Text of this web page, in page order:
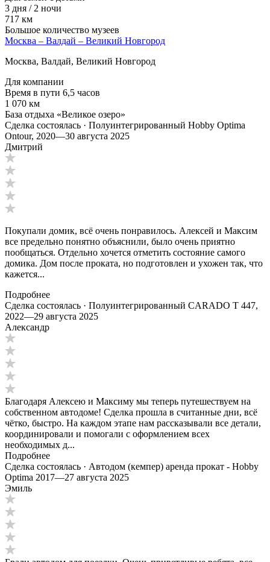
3 дня / 2 ночи
717 км
Большое количество музеев
Москва – Валдай – Великий Новгород
Москва, Валдай, Великий Новгород
Для компании
Время в пути 6,5 часов
1 070 км
База отдыха «Великое озеро»
Сделка состоялась · Полуинтегрированный Hobby Optima
Ontour, 2020—30 августа 2025
Дмитрий
Покупали домик, всё очень понравилось. Алексей и Максим
все предельно понятно объяснили, было очень приятно
пообщаться. Отдельно хочется отметить состояние самого
домика. Дом после проката, но подготовлен и ухожен так, что
кажется...
Подробнее
Сделка состоялась · Полуинтегрированный CARADO T 447,
2022—29 августа 2025
Александр
Благодаря Алексею и Максиму мы теперь путешествуем на
собственном автодоме! Сделка прошла в считанные дни, всё
чётко, быстро. На каждом этапе нам рассказывали все детали,
координировали и помогали с оформлением всех
необходимых д...
Подробнее
Сделка состоялась · Автодом (кемпер) аренда прокат - Hobby
Optima 2017—27 августа 2025
Эмиль